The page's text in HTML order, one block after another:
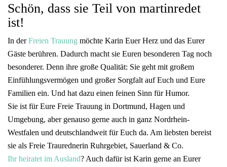
Schön, dass sie Teil von martinredet
ist!
In derFreien Trauung möchte Karin Euer Herz und das Eurer
Gäste berühren. Dadurch macht sie Euren besonderen Tag noch
besonderer. Denn ihre große Qualität: Sie geht mit großem
Einfühlungsvermögen und großer Sorgfalt auf Euch und Eure
Familien ein. Und hat dazu einen feinen Sinn für Humor.
Sie ist für Eure Freie Trauung in Dortmund, Hagen und
Umgebung, aber genauso gerne auch in ganz Nordrhein-
Westfalen und deutschlandweit für Euch da. Am liebsten bereist
sie als Freie Traurednerin Ruhrgebiet, Sauerland & Co.
Ihr heiratet im Ausland? Auch dafür ist Karin gerne an Eurer